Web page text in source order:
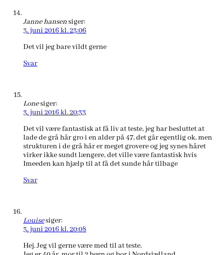
Janne hansensiger:
3. juni 2016 kl. 23:06
Det vil jeg bare vildt gerne
Svar
Lonesiger:
3. juni 2016 kl. 20:33
Det vil være fantastisk at få liv at teste, jeg har besluttet at
lade de grå hår gro i en alder på 47, det går egentlig ok, men
strukturen i de grå hår er meget grovere og jeg synes håret
virker ikke sundt længere, det ville være fantastisk hvis
Imeeden kan hjælp til at få det sunde hår tilbage
Svar
Louisesiger:
3. juni 2016 kl. 20:08
Hej. Jeg vil gerne være med til at teste.